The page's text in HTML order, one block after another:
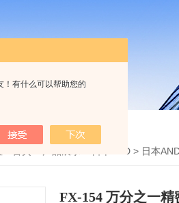
！有什么可以帮助您的
日本AND > 日本
FX-154 万分之一